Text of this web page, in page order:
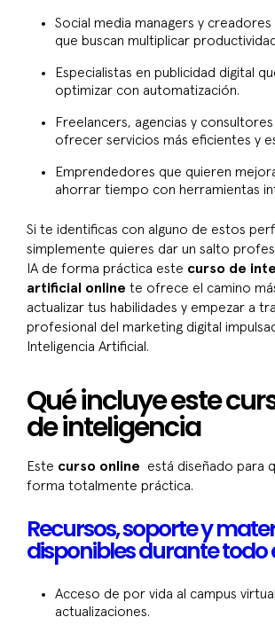
Social media managers y
que buscan multiplicar
Especialistas en publicidad digital
optimizar con automatización.
Freelancers, agencias y
ofrecer servicios más eficientes y
Emprendedores que quieren
ahorrar tiempo con herramientas
Si te identificas con alguno de estos
simplemente quieres dar un salto
IA de forma práctica este curso de
artificial online te ofrece el camino
actualizar tus habilidades y empezar a
profesional del marketing digital
Inteligencia Artificial.
Qué incluye este
de inteligencia
Este curso online
está diseñado para
forma totalmente práctica.
Recursos, soporte y
disponibles durante todo
Acceso de por vida al campus
actualizaciones.